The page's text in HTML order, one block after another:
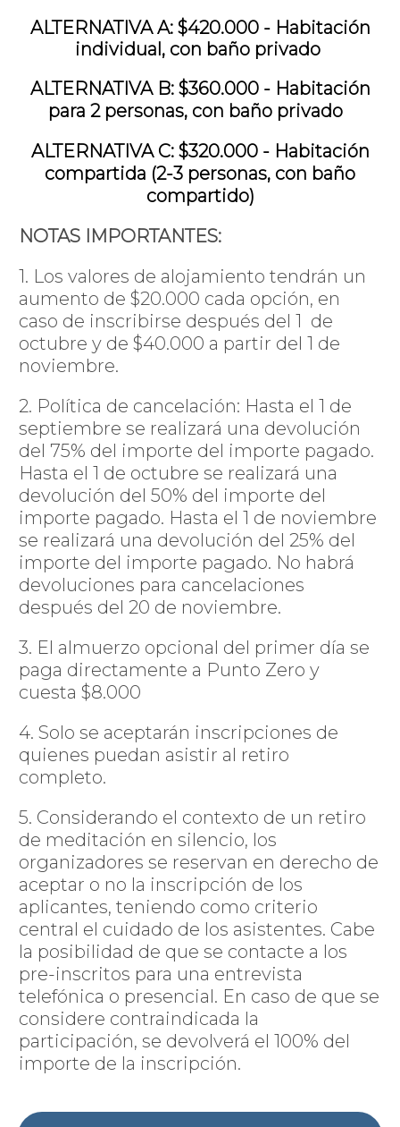
ALTERNATIVA A: $420.000 - Habitación
individual, con baño privado
ALTERNATIVA B: $360.000 - Habitación
para 2 personas, con baño privado
ALTERNATIVA C: $320.000 - Habitación
compartida (2-3 personas, con baño
compartido)
NOTAS IMPORTANTES:
1. Los valores de alojamiento tendrán un
aumento de $20.000 cada opción, en
caso de inscribirse después del 1 de
octubre y de $40.000 a partir del 1 de
noviembre.
2. Política de cancelación: Hasta el 1 de
septiembre se realizará una devolución
del 75% del importe del importe pagado.
Hasta el 1 de octubre se realizará una
devolución del 50% del importe del
importe pagado. Hasta el 1 de noviembre
se realizará una devolución del 25% del
importe del importe pagado. No habrá
devoluciones para cancelaciones
después del 20 de noviembre.
3. El almuerzo opcional del primer día se
paga directamente a Punto Zero y
cuesta $8.000
4. Solo se aceptarán inscripciones de
quienes puedan asistir al retiro
completo.
5. Considerando el contexto de un retiro
de meditación en silencio, los
organizadores se reservan en derecho de
aceptar o no la inscripción de los
aplicantes, teniendo como criterio
central el cuidado de los asistentes. Cabe
la posibilidad de que se contacte a los
pre-inscritos para una entrevista
telefónica o presencial. En caso de que se
considere contraindicada la
participación, se devolverá el 100% del
importe de la inscripción.